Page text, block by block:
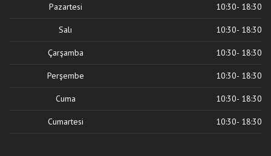
Pazartesi 10:30- 18:30
Salı 10:30- 18:30
Çarşamba 10:30- 18:30
Perşembe 10:30- 18:30
Cuma 10:30- 18:30
Cumartesi 10:30- 18:30